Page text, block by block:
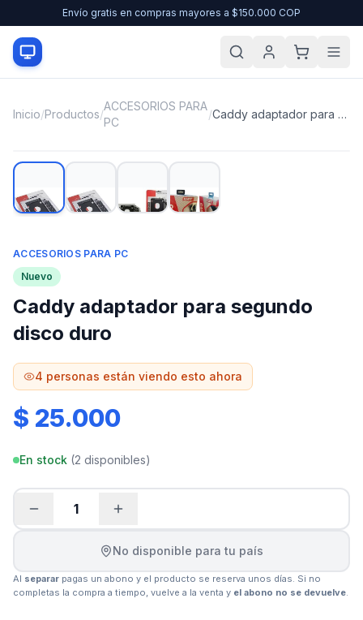
Envío gratis en compras mayores a $150.000 COP
Inicio/Productos/
ACCESORIOS PARA
PC
/ Caddy adaptador para segundo disco duro
ACCESORIOS PARA PC
Nuevo
Caddy adaptador para segundo
disco duro
4 personas están viendo esto ahora
$ 25.000
En stock (2 disponibles)
1
No disponible para tu país
Al separar pagas un abono y el producto se reserva unos días. Si no
completas la compra a tiempo, vuelve a la venta y el abono no se devuelve.